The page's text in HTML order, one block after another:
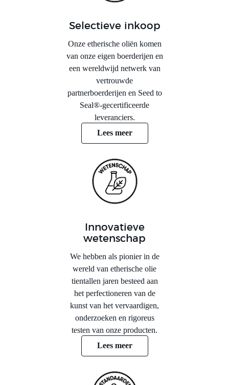
Selectieve inkoop
Onze etherische oliën komen
van onze eigen boerderijen en
een wereldwijd netwerk van
vertrouwde
partnerboerderijen en Seed to
Seal®-gecertificeerde
leveranciers.
Lees meer
Innovatieve
wetenschap
We hebben als pionier in de
wereld van etherische olie
tientallen jaren besteed aan
het perfectioneren van de
kunst van het vervaardigen,
onderzoeken en rigoreus
testen van onze producten.
Lees meer